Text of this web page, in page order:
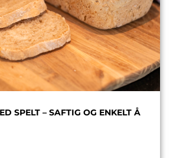
SPELT – SAFTIG OG ENKELT Å